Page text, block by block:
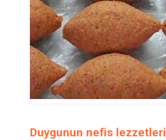
Duygunun nefis lezzetleri